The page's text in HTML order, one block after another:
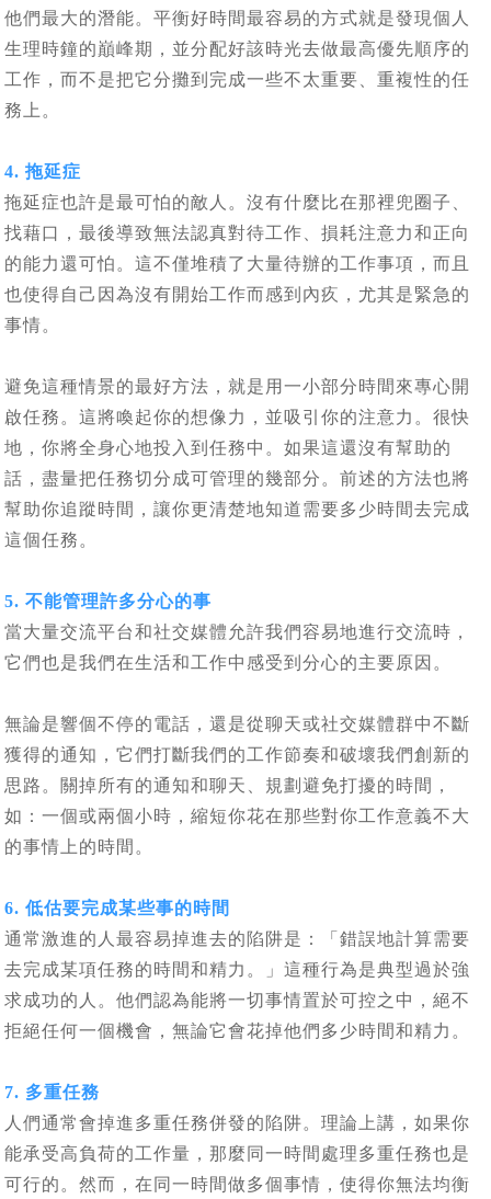
他們最大的潛能。平衡好時間最容易的方式就是發現個人
生理時鐘的巔峰期，並分配好該時光去做最高優先順序的
工作，而不是把它分攤到完成一些不太重要、重複性的任
務上。
4. 拖延症
拖延症也許是最可怕的敵人。沒有什麼比在那裡兜圈子、
找藉口，最後導致無法認真對待工作、損耗注意力和正向
的能力還可怕。這不僅堆積了大量待辦的工作事項，而且
也使得自己因為沒有開始工作而感到內疚，尤其是緊急的
事情。
避免這種情景的最好方法，就是用一小部分時間來專心開
啟任務。這將喚起你的想像力，並吸引你的注意力。很快
地，你將全身心地投入到任務中。如果這還沒有幫助的
話，盡量把任務切分成可管理的幾部分。前述的方法也將
幫助你追蹤時間，讓你更清楚地知道需要多少時間去完成
這個任務。
5. 不能管理許多分心的事
當大量交流平台和社交媒體允許我們容易地進行交流時，
它們也是我們在生活和工作中感受到分心的主要原因。
無論是響個不停的電話，還是從聊天或社交媒體群中不斷
獲得的通知，它們打斷我們的工作節奏和破壞我們創新的
思路。關掉所有的通知和聊天、規劃避免打擾的時間，
如：一個或兩個小時，縮短你花在那些對你工作意義不大
的事情上的時間。
6. 低估要完成某些事的時間
通常激進的人最容易掉進去的陷阱是：「錯誤地計算需要
去完成某項任務的時間和精力。」這種行為是典型過於強
求成功的人。他們認為能將一切事情置於可控之中，絕不
拒絕任何一個機會，無論它會花掉他們多少時間和精力。
7. 多重任務
人們通常會掉進多重任務併發的陷阱。理論上講，如果你
能承受高負荷的工作量，那麼同一時間處理多重任務也是
可行的。然而，在同一時間做多個事情，使得你無法均衡